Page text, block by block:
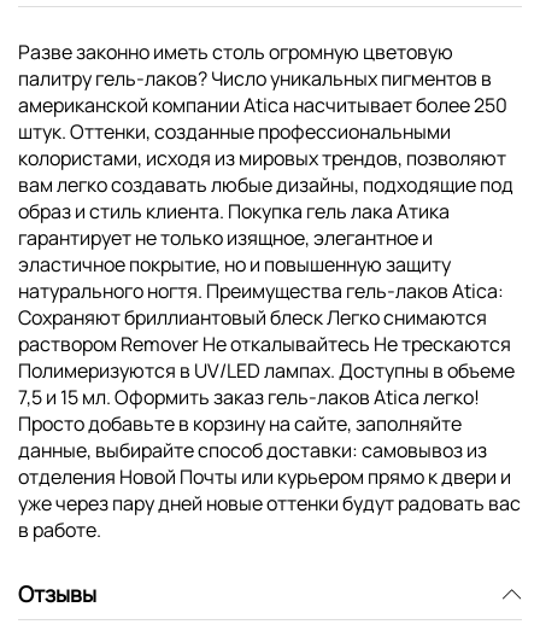
Разве законно иметь столь огромную цветовую
палитру гель-лаков? Число уникальных пигментов в
американской компании Atica насчитывает более 250
штук. Оттенки, созданные профессиональными
колористами, исходя из мировых трендов, позволяют
вам легко создавать любые дизайны, подходящие под
образ и стиль клиента. Покупка гель лака Атика
гарантирует не только изящное, элегантное и
эластичное покрытие, но и повышенную защиту
натурального ногтя. Преимущества гель-лаков Atica:
Сохраняют бриллиантовый блеск Легко снимаются
раствором Remover Не откалывайтесь Не трескаются
Полимеризуются в UV/LED лампах. Доступны в объеме
7,5 и 15 мл. Оформить заказ гель-лаков Atica легко!
Просто добавьте в корзину на сайте, заполняйте
данные, выбирайте способ доставки: самовывоз из
отделения Новой Почты или курьером прямо к двери и
уже через пару дней новые оттенки будут радовать вас
в работе.
Отзывы